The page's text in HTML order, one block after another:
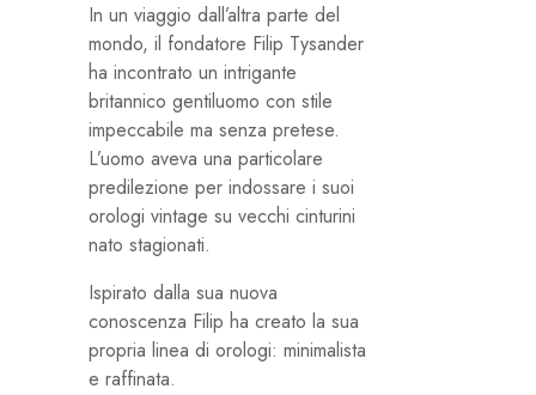
In un viaggio dall’altra parte del
mondo, il fondatore Filip Tysander
ha incontrato un intrigante
britannico gentiluomo con stile
impeccabile ma senza pretese.
L’uomo aveva una particolare
predilezione per indossare i suoi
orologi vintage su vecchi cinturini
nato stagionati.
Ispirato dalla sua nuova
conoscenza Filip ha creato la sua
propria linea di orologi: minimalista
e raffinata.